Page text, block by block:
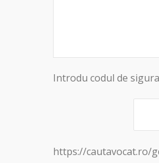
Introdu codul de
https://cautavocat.ro/